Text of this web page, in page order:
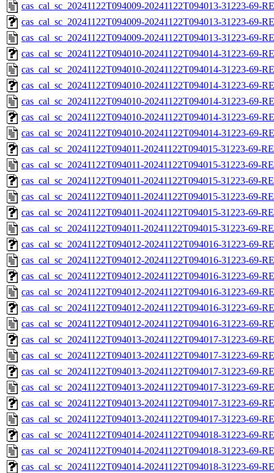
cas_cal_sc_20241122T094009-20241122T094013-31223-69-
cas_cal_sc_20241122T094009-20241122T094013-31223-69-
cas_cal_sc_20241122T094009-20241122T094013-31223-69-
cas_cal_sc_20241122T094010-20241122T094014-31223-69-
cas_cal_sc_20241122T094010-20241122T094014-31223-69-
cas_cal_sc_20241122T094010-20241122T094014-31223-69-
cas_cal_sc_20241122T094010-20241122T094014-31223-69-
cas_cal_sc_20241122T094010-20241122T094014-31223-69-
cas_cal_sc_20241122T094010-20241122T094014-31223-69-
cas_cal_sc_20241122T094011-20241122T094015-31223-69-
cas_cal_sc_20241122T094011-20241122T094015-31223-69-
cas_cal_sc_20241122T094011-20241122T094015-31223-69-
cas_cal_sc_20241122T094011-20241122T094015-31223-69-
cas_cal_sc_20241122T094011-20241122T094015-31223-69-
cas_cal_sc_20241122T094011-20241122T094015-31223-69-
cas_cal_sc_20241122T094012-20241122T094016-31223-69-
cas_cal_sc_20241122T094012-20241122T094016-31223-69-
cas_cal_sc_20241122T094012-20241122T094016-31223-69-
cas_cal_sc_20241122T094012-20241122T094016-31223-69-
cas_cal_sc_20241122T094012-20241122T094016-31223-69-
cas_cal_sc_20241122T094012-20241122T094016-31223-69-
cas_cal_sc_20241122T094013-20241122T094017-31223-69-
cas_cal_sc_20241122T094013-20241122T094017-31223-69-
cas_cal_sc_20241122T094013-20241122T094017-31223-69-
cas_cal_sc_20241122T094013-20241122T094017-31223-69-
cas_cal_sc_20241122T094013-20241122T094017-31223-69-
cas_cal_sc_20241122T094013-20241122T094017-31223-69-
cas_cal_sc_20241122T094014-20241122T094018-31223-69-
cas_cal_sc_20241122T094014-20241122T094018-31223-69-
cas_cal_sc_20241122T094014-20241122T094018-31223-69-